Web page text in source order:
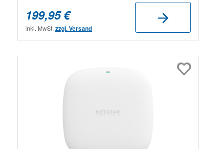
199,95 €
inkl. MwSt. zzgl. Versand